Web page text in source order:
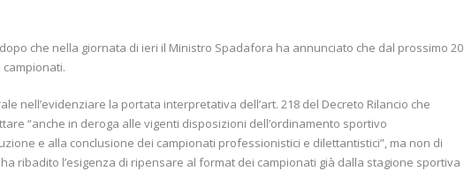
che nella giornata di ieri il Ministro Spadafora ha annunciato che dal prossimo 20
nell’evidenziare la portata interpretativa dell’art. 218 del Decreto Rilancio che
“anche in deroga alle vigenti disposizioni dell’ordinamento sportivo
e alla conclusione dei campionati professionistici e dilettantistici”, ma non di
ribadito l’esigenza di ripensare al format dei campionati già dalla stagione sportiva